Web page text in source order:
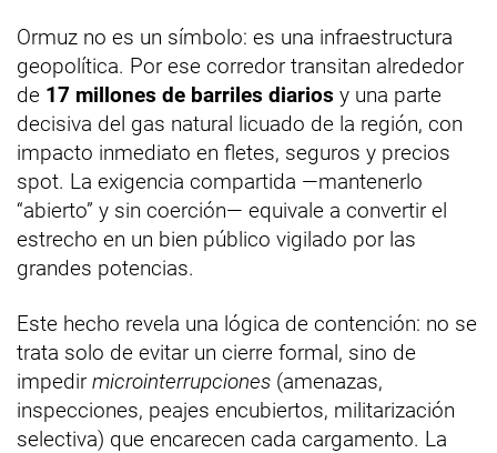
Ormuz no es un símbolo: es una infraestructura
geopolítica. Por ese corredor transitan alrededor
de 17 millones de barriles diarios y una parte
decisiva del gas natural licuado de la región, con
impacto inmediato en fletes, seguros y precios
spot. La exigencia compartida —mantenerlo
“abierto” y sin coerción— equivale a convertir el
estrecho en un bien público vigilado por las
grandes potencias.
Este hecho revela una lógica de contención: no se
trata solo de evitar un cierre formal, sino de
impedir microinterrupciones (amenazas,
inspecciones, peajes encubiertos, militarización
selectiva) que encarecen cada cargamento. La